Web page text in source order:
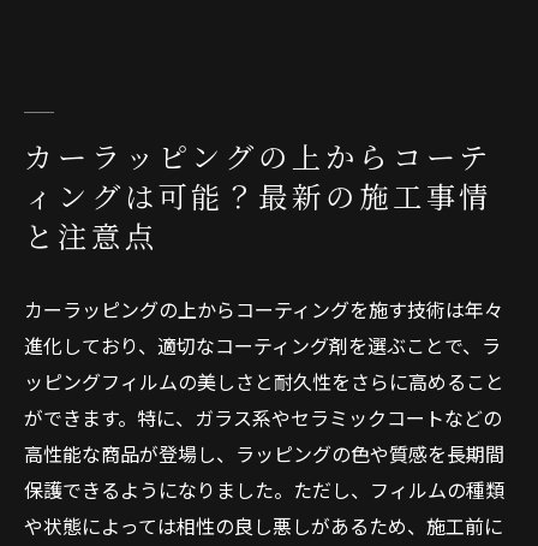
カーラッピングの上からコーテ
ィングは可能？最新の施工事情
と注意点
カーラッピングの上からコーティングを施す技術は年々
進化しており、適切なコーティング剤を選ぶことで、ラ
ッピングフィルムの美しさと耐久性をさらに高めること
ができます。特に、ガラス系やセラミックコートなどの
高性能な商品が登場し、ラッピングの色や質感を長期間
保護できるようになりました。ただし、フィルムの種類
や状態によっては相性の良し悪しがあるため、施工前に